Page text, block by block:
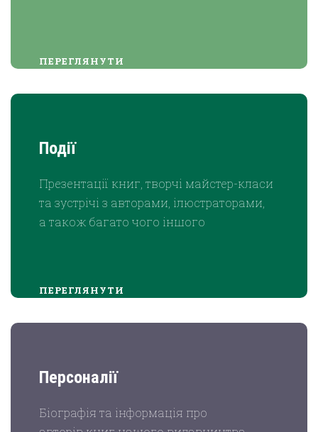
ПЕРЕГЛЯНУТИ
Події
Презентації книг, творчі майстер-класи
та зустрічі з авторами, ілюстраторами,
а також багато чого іншого
ПЕРЕГЛЯНУТИ
Персоналії
Біографія та інформація про